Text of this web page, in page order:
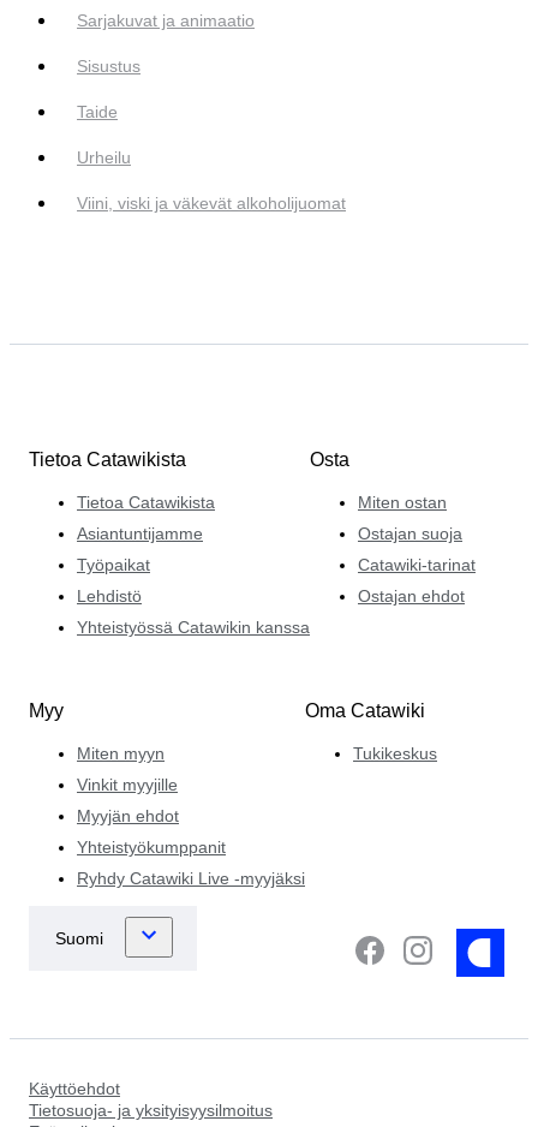
Sarjakuvat ja animaatio
Sisustus
Taide
Urheilu
Viini, viski ja väkevät alkoholijuomat
Tietoa Catawikista
Tietoa Catawikista
Asiantuntijamme
Työpaikat
Lehdistö
Yhteistyössä Catawikin kanssa
Osta
Miten ostan
Ostajan suoja
Catawiki-tarinat
Ostajan ehdot
Myy
Miten myyn
Vinkit myyjille
Myyjän ehdot
Yhteistyökumppanit
Ryhdy Catawiki Live -myyjäksi
Oma Catawiki
Tukikeskus
Käyttöehdot
Tietosuoja- ja yksityisyysilmoitus